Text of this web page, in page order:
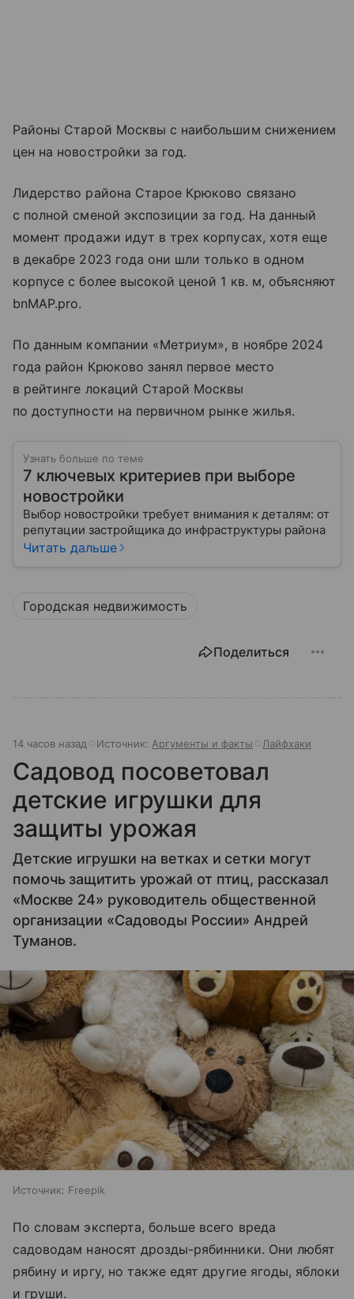
Районы Старой Москвы с наибольшим снижением
цен на новостройки за год.
Лидерство района Старое Крюково связано
с полной сменой экспозиции за год. На данный
момент продажи идут в трех корпусах, хотя еще
в декабре 2023 года они шли только в одном
корпусе с более высокой ценой 1 кв. м, объясняют
bnMAP.pro.
По данным компании «Метриум», в ноябре 2024
года район Крюково занял первое место
в рейтинге локаций Старой Москвы
по доступности на первичном рынке жилья.
Узнать больше по теме
7 ключевых критериев при выборе
новостройки
Выбор новостройки требует внимания к деталям: от
репутации застройщика до инфраструктуры района
Читать дальше
Городская недвижимость
Поделиться
14 часов назад Источник: Аргументы и факты Лайфхаки
Садовод посоветовал
детские игрушки для
защиты урожая
Детские игрушки на ветках и сетки могут
помочь защитить урожай от птиц, рассказал
«Москве 24» руководитель общественной
организации «Садоводы России» Андрей
Туманов.
Источник: Freepik
По словам эксперта, больше всего вреда
садоводам наносят дрозды-рябинники. Они любят
рябину и иргу, но также едят другие ягоды, яблоки
и груши.